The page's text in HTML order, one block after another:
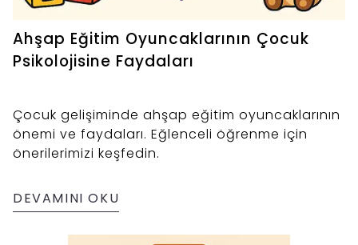
Ahşap Eğitim Oyuncaklarının Çocuk
Psikolojisine Faydaları
Çocuk gelişiminde ahşap eğitim oyuncaklarının
önemi ve faydaları. Eğlenceli öğrenme için
önerilerimizi keşfedin.
DEVAMINI OKU